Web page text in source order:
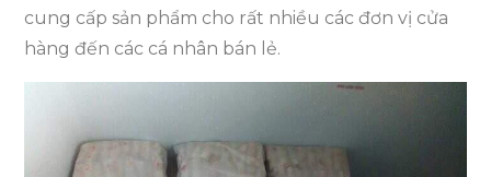
cung cấp sản phẩm cho rất nhiều các đơn vị cửa
hàng đến các cá nhân bán lẻ.